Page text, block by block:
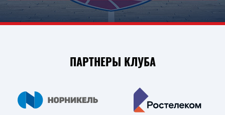
ПАРТНЕРЫ КЛУБА